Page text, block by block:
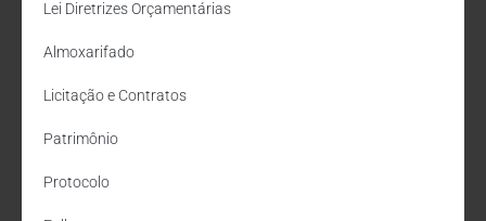
Lei Diretrizes Orçamentárias
Almoxarifado
Licitação e Contratos
Patrimônio
Protocolo